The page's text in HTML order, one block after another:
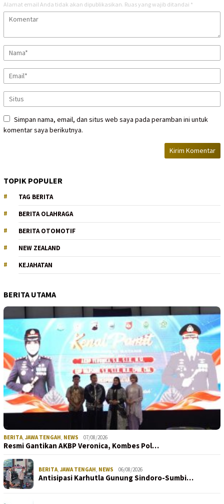
Alamat email Anda tidak akan dipublikasikan. Ruas yang wajib ditandai *
Simpan nama, email, dan situs web saya pada peramban ini untuk
komentar saya berikutnya.
TOPIK POPULER
TAG BERITA
BERITA OLAHRAGA
BERITA OTOMOTIF
NEW ZEALAND
KEJAHATAN
BERITA UTAMA
BERITA, JAWA TENGAH, NEWS 07/08/2026
Resmi Gantikan AKBP Veronica, Kombes Pol…
BERITA, JAWA TENGAH, NEWS 06/08/2026
Antisipasi Karhutla Gunung Sindoro-Sumbi…